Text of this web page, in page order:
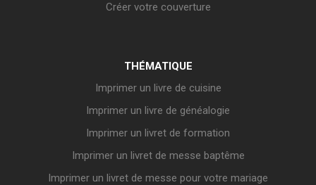
Créer votre couverture
THÉMATIQUE
Imprimer un livre de cuisine
Imprimer un livre de généalogie
Imprimer un livret de formation
Imprimer un livret de messe baptême
Imprimer un livret de messe pour votre mariage